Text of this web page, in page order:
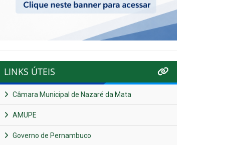
LINKS ÚTEIS
Câmara Municipal de Nazaré da Mata
AMUPE
Governo de Pernambuco